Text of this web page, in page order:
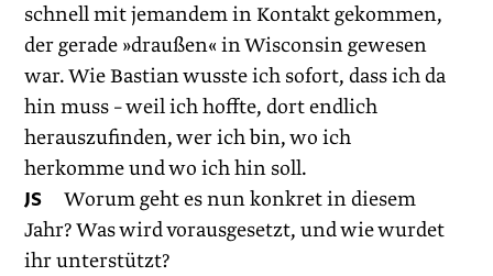
schnell mit jemandem in Kontakt gekommen,
der gerade »draußen« in Wisconsin gewesen
war. Wie Bastian wusste ich sofort, dass ich da
hin muss – weil ich hoffte, dort endlich
herauszufinden, wer ich bin, wo ich
herkomme und wo ich hin soll.
JSWorum geht es nun konkret in diesem
Jahr? Was wird vorausgesetzt, und wie wurdet
ihr unterstützt?